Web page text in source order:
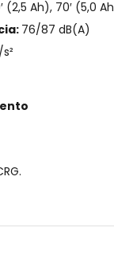
(2,5 Ah), 70′ (5,0
76/87 dB(A)